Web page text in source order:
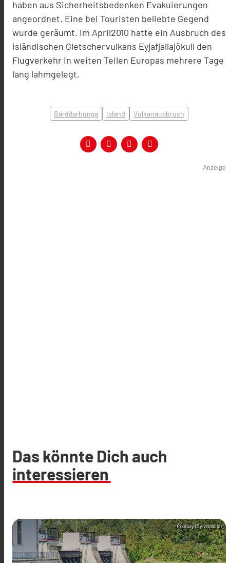
haben aus Sicherheitsbedenken Evakuierungen
angeordnet. Eine bei Touristen beliebte Gegend
wurde geräumt. Im April2010 hatte ein Ausbruch des
isländischen Gletschervulkans Eyjafjallajökull den
Flugverkehr in weiten Teilen Europas mehrere Tage
lang lahmgelegt.
Bárdðarbunga Island Vulkanausbruch
Anzeige
Das könnte Dich auch
interessieren
Pixabay (Symbolbild)